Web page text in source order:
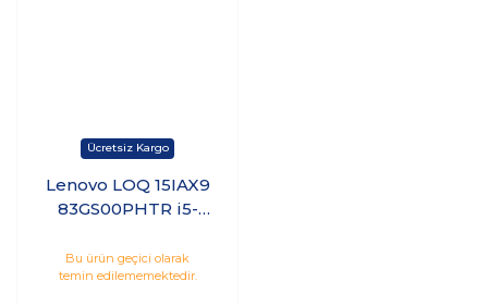
Lenovo LOQ 15IAX9
83GS00PHTR i5-
SSD 8GB RTX4060
(105W) 15.6" 144Hz
Bu ürün geçici olarak
temin edilememektedir.